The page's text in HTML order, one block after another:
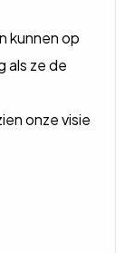
kunnen op
als ze de
onze visie